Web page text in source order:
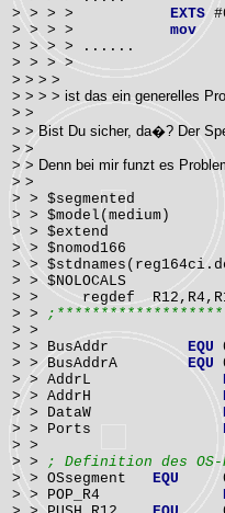
> > > > EXTS
> > > > mov
> > > > ......
> > > >
> > > >
> > > > ist das ein generelles
> >
> > Bist Du sicher, da�? Der
> >
> > Denn bei mir funzt es
> >
> > $segmented
> > $model(medium)
> > $extend
> > $nomod166
> >
> > $NOLOCALS
> > regdef
> >
> >
> > BusAddr EQU
> > BusAddrA EQU
> > AddrL
> > AddrH
> > DataW
> > Ports
> >
> > ; Definition des OS-
> > OSsegment EQU
> > POP_R4